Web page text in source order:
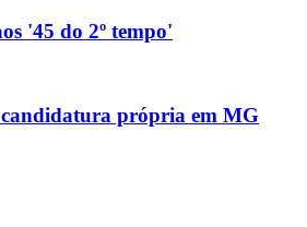
'45 do 2º tempo'
candidatura própria em MG